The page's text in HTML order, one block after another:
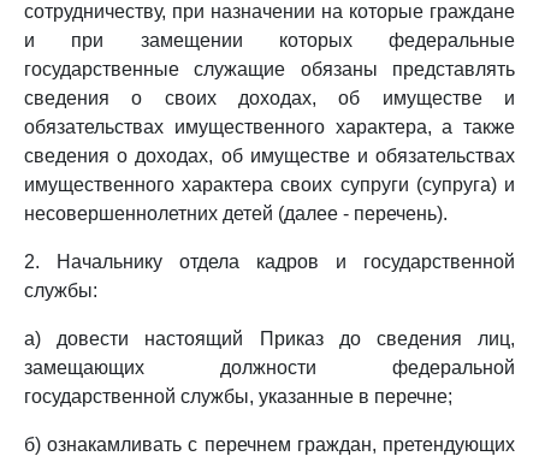
сотрудничеству, при назначении на которые граждане
и при замещении которых федеральные
государственные служащие обязаны представлять
сведения о своих доходах, об имуществе и
обязательствах имущественного характера, а также
сведения о доходах, об имуществе и обязательствах
имущественного характера своих супруги (супруга) и
несовершеннолетних детей (далее - перечень).
2. Начальнику отдела кадров и государственной
службы:
а) довести настоящий Приказ до сведения лиц,
замещающих должности федеральной
государственной службы, указанные в перечне;
б) ознакамливать с перечнем граждан, претендующих